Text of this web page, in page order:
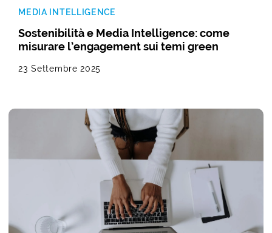
MEDIA INTELLIGENCE
Sostenibilità e Media Intelligence: come
misurare l’engagement sui temi green
23 Settembre 2025